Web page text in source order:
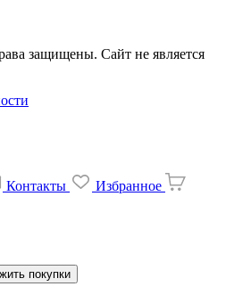
защищены. Сайт не является
Контакты
Избранное
покупки